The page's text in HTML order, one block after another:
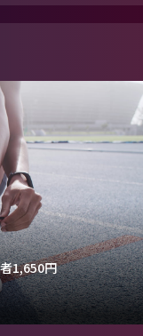
1,650円